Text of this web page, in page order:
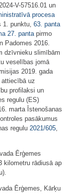
V-57516.01 un
procesa
1. punktu, 63. panta
27. pantapirmo
Padomes 2016.
dzīvnieku slimībām
veselības jomā
2019. gada
attiecībā uz
profilaksi un
regulu (ES)
marta Īstenošanas
pasākumus
regulu 2021/605,
Ērģemes
kilometru rādiusā ap
Ērģemes, Kārķu